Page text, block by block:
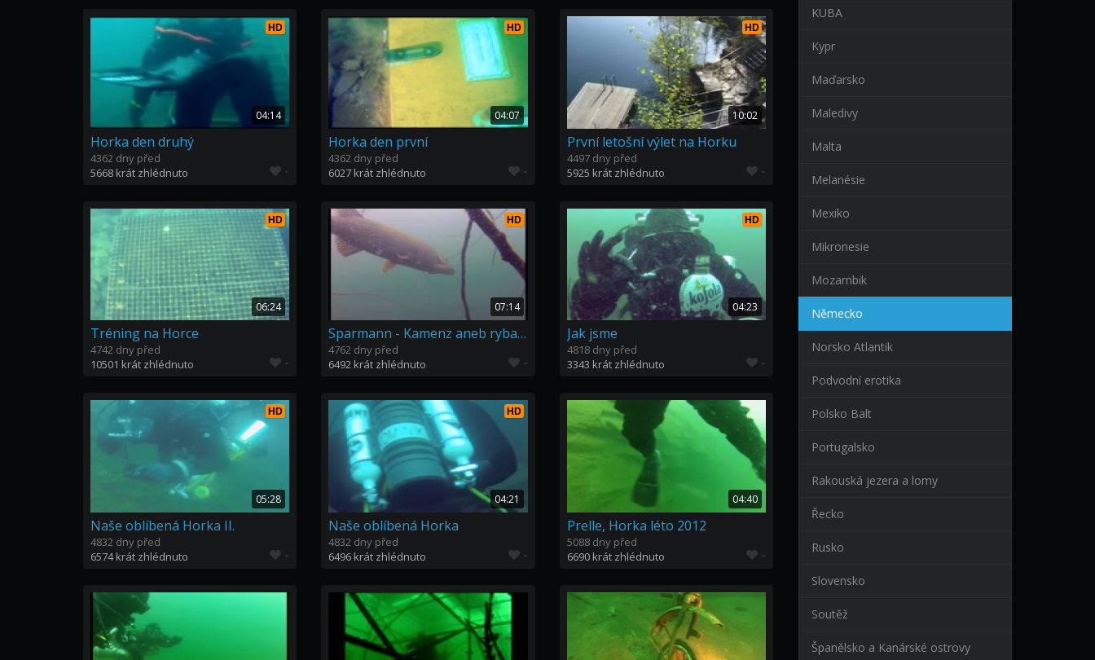
HD
04:14
Horka den druhý
4362 dny před
5668 krát zhlédnuto
-
HD
04:07
Horka den první
4362 dny před
6027 krát zhlédnuto
-
HD
10:02
První letošní výlet na Horku
4497 dny před
5925 krát zhlédnuto
-
HD
06:24
Tréning na Horce
4742 dny před
10501 krát zhlédnuto
-
HD
07:14
Sparmann - Kamenz aneb ryba není jídlo ale kamarád
4762 dny před
6492 krát zhlédnuto
-
HD
04:23
Jak jsme
4818 dny před
3343 krát zhlédnuto
-
HD
05:28
Naše oblíbená Horka II.
4832 dny před
6574 krát zhlédnuto
-
HD
04:21
Naše oblíbená Horka
4832 dny před
6496 krát zhlédnuto
-
04:40
Prelle, Horka léto 2012
5088 dny před
6690 krát zhlédnuto
-
KUBA
Kypr
Maďarsko
Maledivy
Malta
Melanésie
Mexiko
Mikronesie
Mozambik
Německo
Norsko Atlantik
Podvodní erotika
Polsko Balt
Portugalsko
Rakouská jezera a lomy
Řecko
Rusko
Slovensko
Soutěž
Španělsko a Kanárské ostrovy